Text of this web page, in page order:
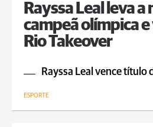
Rayssa Leal leva
campeã olímpica e
Rio Takeover
Rayssa Leal vence título
ESPORTE